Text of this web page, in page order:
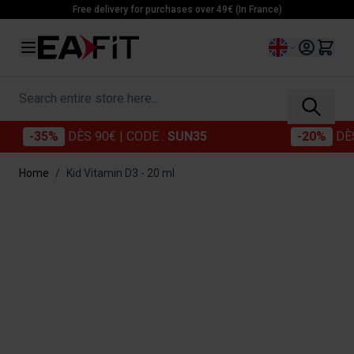
Skip to ContentFree delivery for purchases over 49€ (In France)
Language
Search entire store here...
-35% DÈS 90€ | CODE :SUN35 -20% DÈS
Home / Kid Vitamin D3 - 20 ml